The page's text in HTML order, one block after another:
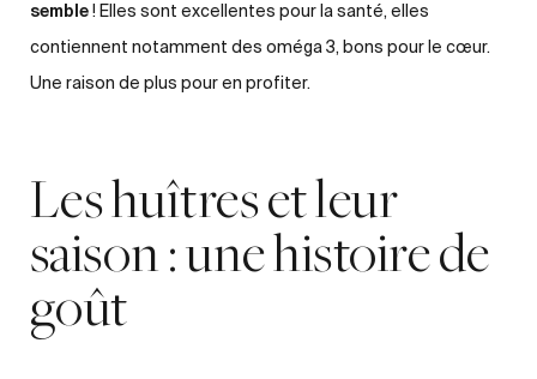
semble ! Elles sont excellentes pour la santé, elles
contiennent notamment des oméga 3, bons pour le cœur.
Une raison de plus pour en profiter.
Les huîtres et leur
saison : une histoire de
goût